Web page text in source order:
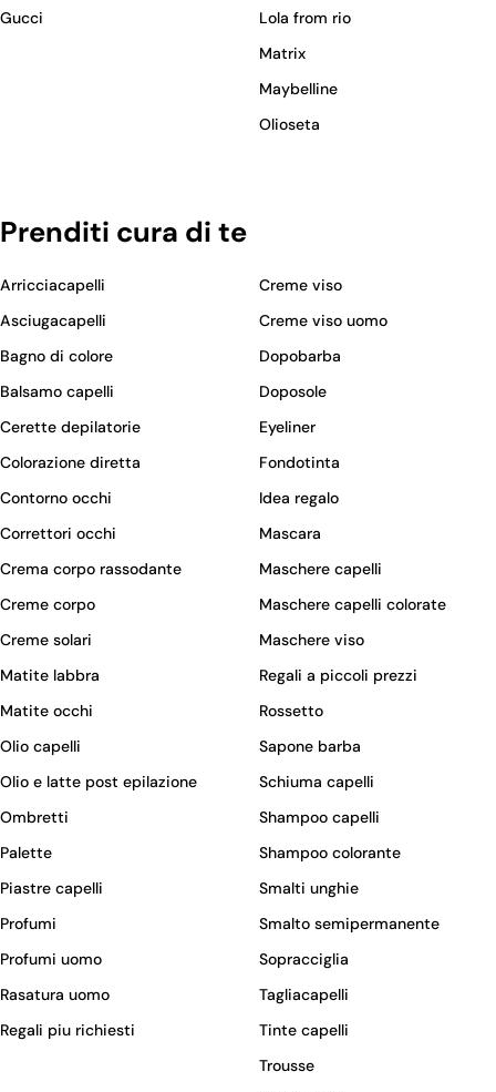
Gucci
Lola from rio
Matrix
Maybelline
Olioseta
Prenditi cura di te
Arricciacapelli
Asciugacapelli
Bagno di colore
Balsamo capelli
Cerette depilatorie
Colorazione diretta
Contorno occhi
Correttori occhi
Crema corpo rassodante
Creme corpo
Creme solari
Creme viso
Creme viso uomo
Dopobarba
Doposole
Eyeliner
Fondotinta
Idea regalo
Mascara
Maschere capelli
Maschere capelli colorate
Maschere viso
Matite labbra
Matite occhi
Olio capelli
Olio e latte post epilazione
Ombretti
Palette
Piastre capelli
Profumi
Profumi uomo
Rasatura uomo
Regali piu richiesti
Regali a piccoli prezzi
Rossetto
Sapone barba
Schiuma capelli
Shampoo capelli
Shampoo colorante
Smalti unghie
Smalto semipermanente
Sopracciglia
Tagliacapelli
Tinte capelli
Trousse